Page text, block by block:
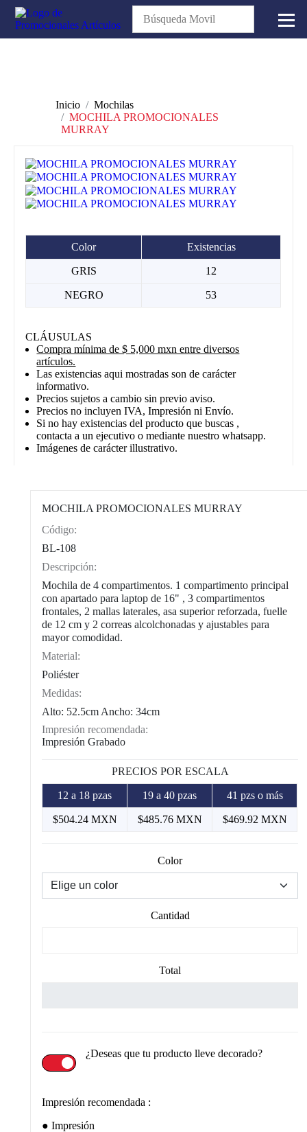
Inicio
Mochilas
MOCHILA PROMOCIONALES
MURRAY
Color Existencias
GRIS 12
NEGRO 53
CLÁUSULAS
Compra mínima de $ 5,000 mxn entre diversos
artículos.
Las existencias aqui mostradas son de carácter
informativo.
Precios sujetos a cambio sin previo aviso.
Precios no incluyen IVA, Impresión ni Envío.
Si no hay existencias del producto que buscas ,
contacta a un ejecutivo o mediante nuestro whatsapp.
Imágenes de carácter illustrativo.
MOCHILA PROMOCIONALES MURRAY
Código:
BL-108
Descripción:
Mochila de 4 compartimentos. 1 compartimento principal
con apartado para laptop de 16" , 3 compartimentos
frontales, 2 mallas laterales, asa superior reforzada, fuelle
de 12 cm y 2 correas alcolchonadas y ajustables para
mayor comodidad.
Material:
Poliéster
Medidas:
Alto: 52.5cm Ancho: 34cm
Impresión recomendada:
Impresión Grabado
PRECIOS POR ESCALA
12 a 18 pzas 19 a 40 pzas 41 pzs o más
$504.24 MXN $485.76 MXN $469.92 MXN
Color
Cantidad
Total
¿Deseas que tu producto lleve decorado?
Impresión recomendada :
Impresión